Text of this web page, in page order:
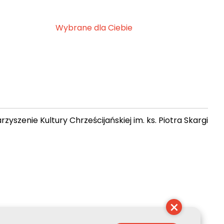
Wybrane dla Ciebie
Kultury Chrześcijańskiej im. ks. Piotra Skargi
×